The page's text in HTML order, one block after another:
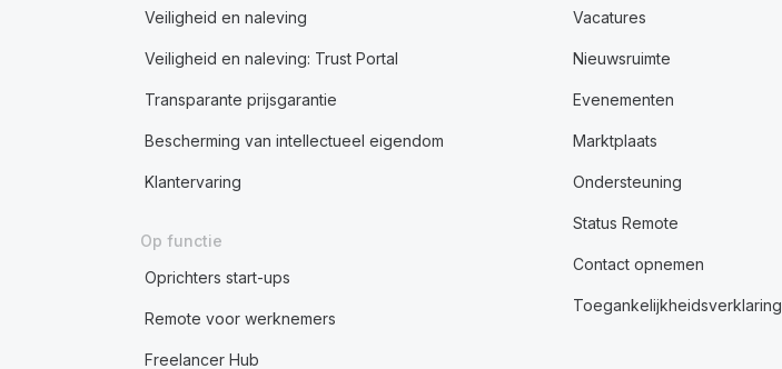
Veiligheid en naleving
Veiligheid en naleving: Trust Portal
Transparante prijsgarantie
Bescherming van intellectueel eigendom
Klantervaring
Op functie
Oprichters start-ups
Remote voor werknemers
Freelancer Hub
Vacatures
Nieuwsruimte
Evenementen
Marktplaats
Ondersteuning
Status Remote
Contact opnemen
Toegankelijkheidsverklaring